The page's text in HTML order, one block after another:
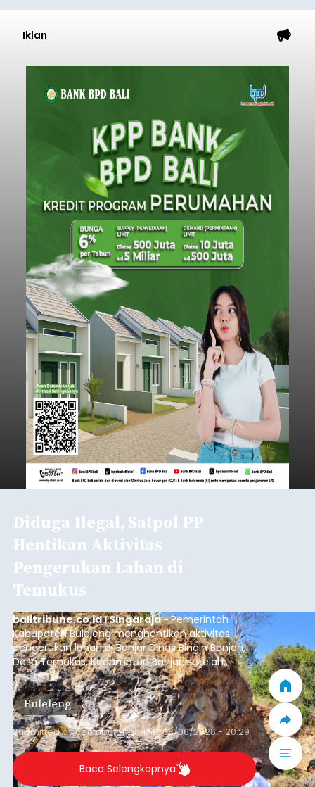
Iklan
Diduga Ilegal, Satpol PP
Hentikan Aktivitas
Pengerukan Lahan di
Temukus
balitribune.co.id I Singaraja -Pemerintah
Kabupaten Buleleng menghentikan aktivitas
pengerukan lahan di Banjar Dinas Bingin Banjah,
Desa Temukus, Kecamatan Banjar, setelah
ditemukan indikasi kegiatan pengambilan
material yang tidak sesuai dengan peruntukan
kawasan.
Buleleng
Submitted bycontributoronThu, 08/06/2026 - 20:29
Baca Selengkapnya